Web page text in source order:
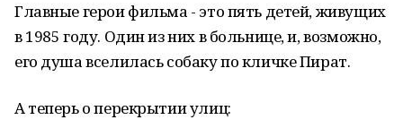
Главные герои фильма - это пять детей, живущих
в 1985 году. Один из них в больнице, и, возможно,
его душа вселилась собаку по кличке Пират.
А теперь о перекрытии улиц: